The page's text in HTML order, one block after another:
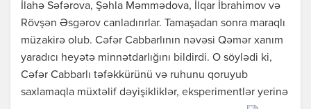
İlahə Səfərova, Şəhla Məmmədova, İlqar İbrahimov və
Rövşən Əsgərov canladırırlar. Tamaşadan sonra maraqlı
müzakirə olub. Cəfər Cabbarlının nəvəsi Qəmər xanım
yaradıcı heyətə minnətdarlığını bildirdi. O söylədi ki,
Cəfər Cabbarlı təfəkkürünü və ruhunu qoruyub
saxlamaqla müxtəlif dəyişikliklər, eksperimentlər yerinə